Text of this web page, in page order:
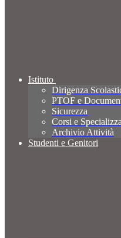
Istituto
Dirigenza
PTOF e
Sicurezza
Corsi e
Archivio Attività
Studenti e Genitori